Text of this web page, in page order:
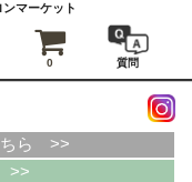
ちら >>
>>
マーケット
0 質問